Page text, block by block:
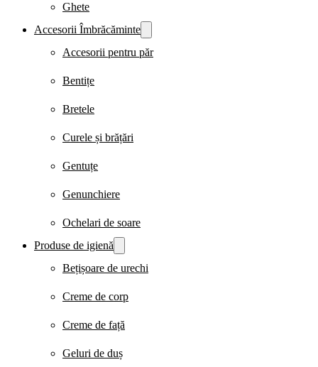
Ghete
Accesorii Îmbrăcăminte
Accesorii pentru păr
Bentițe
Bretele
Curele și brățări
Gentuțe
Genunchiere
Ochelari de soare
Produse de igienă
Bețișoare de urechi
Creme de corp
Creme de față
Geluri de duș